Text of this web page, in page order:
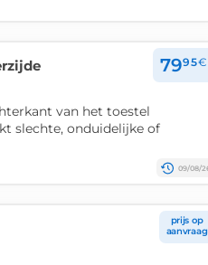
7995€
van het toestel
slechte, onduidelijke of
09/08/
prijs op
aanvraag